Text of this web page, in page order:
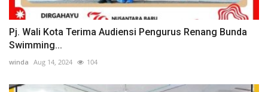
Pj. Wali Kota Terima Audiensi Pengurus Renang Bunda
Swimming...
winda Aug 14, 2024 104